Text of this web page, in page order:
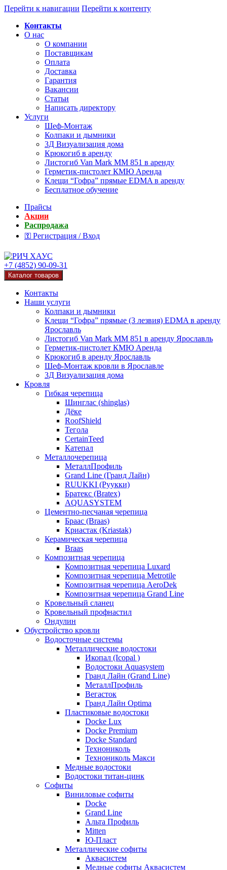
Перейти к навигации Перейти к контенту
Контакты
О нас
О компании
Поставщикам
Оплата
Доставка
Гарантия
Вакансии
Статьи
Написать директору
Услуги
Шеф-Монтаж
Колпаки и дымники
3Д Визуализация дома
Крюкогиб в аренду
Листогиб Van Mark MM 851 в аренду
Герметик-пистолет КМЮ Аренда
Клещи “Гофра” прямые EDMA в аренду
Бесплатное обучение
Прайсы
Акции
Распродажа
⚿ Регистрация / Вход
+7 (4852) 90-09-31
Каталог товаров
Контакты
Наши услуги
Колпаки и дымники
Клещи “Гофра” прямые (3 лезвия) EDMA в аренду
Ярославль
Листогиб Van Mark MM 851 в аренду Ярославль
Герметик-пистолет КМЮ Аренда
Крюкогиб в аренду Ярославль
Шеф-Монтаж кровли в Ярославле
3Д Визуализация дома
Кровля
Гибкая черепица
Шинглас (shinglas)
Дёке
RoofShield
Тегола
CertainTeed
Катепал
Металлочерепица
МеталлПрофиль
Grand Line (Гранд Лайн)
RUUKKI (Руукки)
Братекс (Bratex)
AQUASYSTEM
Цементно-песчаная черепица
Браас (Braas)
Криастак (Kriastak)
Керамическая черепица
Braas
Композитная черепица
Композитная черепица Luxard
Композитная черепица Metrotile
Композитная черепица AeroDek
Композитная черепица Grand Line
Кровельный сланец
Кровельный профнастил
Ондулин
Обустройство кровли
Водосточные системы
Металлические водостоки
Икопал (Icopal )
Водостоки Aquasystem
Гранд Лайн (Grand Line)
МеталлПрофиль
Вегасток
Гранд Лайн Optima
Пластиковые водостоки
Docke Lux
Docke Premium
Docke Standard
Технониколь
Технониколь Макси
Медные водостоки
Водостоки титан-цинк
Софиты
Виниловые софиты
Docke
Grand Line
Альта Профиль
Mitten
Ю-Пласт
Металлические софиты
Аквасистем
Медные софиты Аквасистем